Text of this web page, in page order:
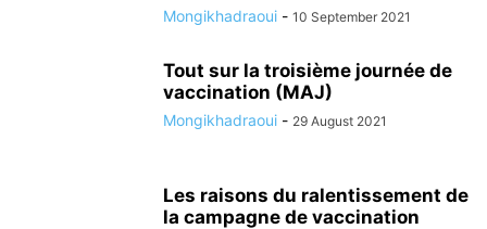
Mongikhadraoui - 10 September 2021
Tout sur la troisième journée de
vaccination (MAJ)
Mongikhadraoui - 29 August 2021
Les raisons du ralentissement de
la campagne de vaccination